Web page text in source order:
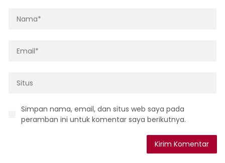
Simpan nama, email, dan situs web saya pada
peramban ini untuk komentar saya berikutnya.